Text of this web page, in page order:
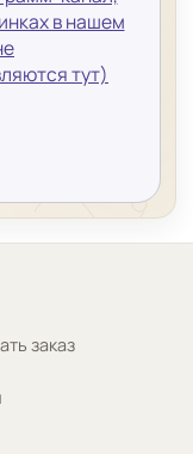
в нашем
тут)
заказ